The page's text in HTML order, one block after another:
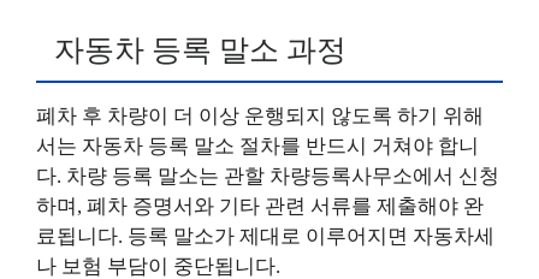
자동차 등록 말소 과정
폐차 후 차량이 더 이상 운행되지 않도록 하기 위해
서는 자동차 등록 말소 절차를 반드시 거쳐야 합니
다. 차량 등록 말소는 관할 차량등록사무소에서 신청
하며, 폐차 증명서와 기타 관련 서류를 제출해야 완
료됩니다. 등록 말소가 제대로 이루어지면 자동차세
나 보험 부담이 중단됩니다.